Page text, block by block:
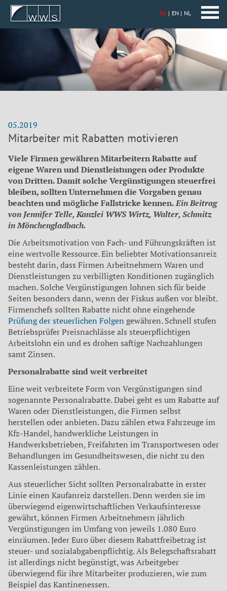
DE EN NL
05.2019
Mitarbeiter mit Rabatten motivieren
Viele Firmen gewähren Mitarbeitern Rabatte auf
eigene Waren und Dienstleistungen oder Produkte
von Dritten. Damit solche Vergünstigungen steuerfrei
bleiben, sollten Unternehmen die Vorgaben genau
beachten und mögliche Fallstricke kennen.Ein Beitrag
von Jennifer Telle, Kanzlei WWS Wirtz, Walter, Schmitz
in Mönchengladbach.
Die Arbeitsmotivation von Fach- und Führungskräften ist
eine wertvolle Ressource. Ein beliebter Motivationsanreiz
besteht darin, dass Firmen Arbeitnehmern Waren und
Dienstleistungen zu verbilligten Konditionen zugänglich
machen. Solche Vergünstigungen lohnen sich für beide
Seiten besonders dann, wenn der Fiskus außen vor bleibt.
Firmenchefs sollten Rabatte nicht ohne eingehende
Prüfung der steuerlichen Folgen gewähren. Schnell stufen
Betriebsprüfer Preisnachlässe als steuerpflichtigen
Arbeitslohn ein und es drohen saftige Nachzahlungen
samt Zinsen.
Personalrabatte sind weit verbreitet
Eine weit verbreitete Form von Vergünstigungen sind
sogenannte Personalrabatte. Dabei geht es um Rabatte auf
Waren oder Dienstleistungen, die Firmen selbst
herstellen oder anbieten. Dazu zählen etwa Fahrzeuge im
Kfz-Handel, handwerkliche Leistungen in
Handwerksbetrieben, Freifahrten im Transportwesen oder
Behandlungen im Gesundheitswesen, die nicht zu den
Kassenleistungen zählen.
Aus steuerlicher Sicht sollten Personalrabatte in erster
Linie einen Kaufanreiz darstellen. Denn werden sie im
überwiegend eigenwirtschaftlichen Verkaufsinteresse
gewährt, können Firmen Arbeitnehmern jährlich
Vergünstigungen im Umfang von jeweils 1.080 Euro
einräumen. Jeder Euro über diesem Rabattfreibetrag ist
steuer- und sozialabgabenpflichtig. Als Belegschaftsrabatt
ist allerdings nicht begünstigt, was Arbeitgeber
überwiegend für ihre Mitarbeiter produzieren, wie zum
Beispiel das Kantinenessen.